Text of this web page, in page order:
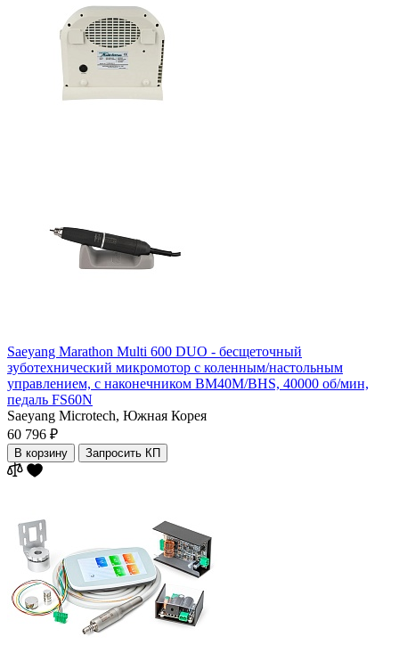
Saeyang Marathon Multi 600 DUO - бесщеточный
зуботехнический микромотор с коленным/настольным
управлением, с наконечником BM40M/BHS, 40000 об/мин,
педаль FS60N
Saeyang Microtech, Южная Корея
60 796 ₽
В корзину Запросить КП